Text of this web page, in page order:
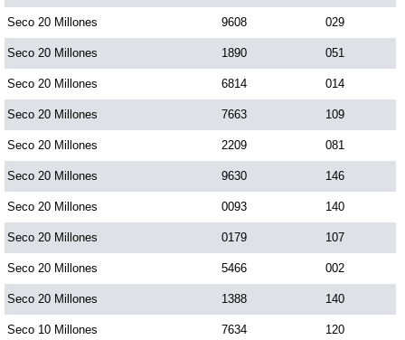
Paisita Noche
Paisita 3
Pick 3 Día
Pick 3 Noche
Pick 4 Día
Pick 4 Noche
Seco 20 Millones 9608 029
Seco 20 Millones 1890 051
Seco 20 Millones 6814 014
Seco 20 Millones 7663 109
Seco 20 Millones 2209 081
Seco 20 Millones 9630 146
Seco 20 Millones 0093 140
Seco 20 Millones 0179 107
Seco 20 Millones 5466 002
Seco 20 Millones 1388 140
Seco 10 Millones 7634 120